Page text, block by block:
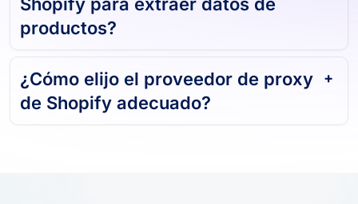
productos?
¿Cómo elijo el proveedor de proxy
de Shopify adecuado?